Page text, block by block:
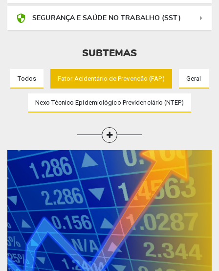
SEGURANÇA E SAÚDE NO TRABALHO (SST)
SUBTEMAS
Todos Fator Acidentário de Prevenção (FAP) Geral
Nexo Técnico Epidemiológico Previdenciário (NTEP)